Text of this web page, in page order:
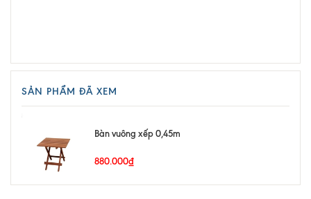
SẢN PHẨM ĐÃ XEM
Bàn vuông xếp 0,45m
880.000₫